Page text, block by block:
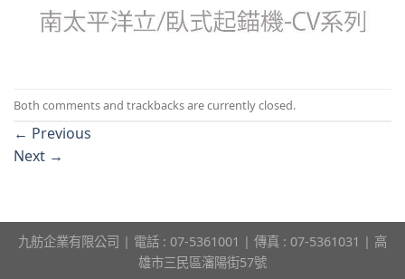
Both comments and trackbacks are currently closed.
← Previous
Next →
九舫企業有限公司 | 電話 : 07-5361001 | 傳真 : 07-5361031 | 高
雄市三民區瀋陽街57號